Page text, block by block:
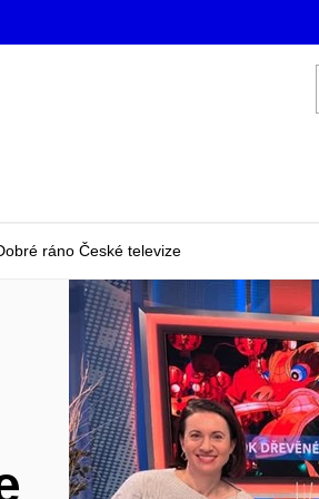
ráno České televize